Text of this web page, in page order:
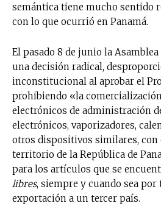
semántica tiene mucho sentido
con lo que ocurrió en Panamá.
El pasado 8 de junio la
una decisión radical,
inconstitucional al aprobar el
prohibiendo «la
electrónicos de administración
electrónicos, vaporizadores,
otros dispositivos similares, con
territorio de la República de
para los artículos que se
libres, siempre y cuando sea
exportación a un tercer país.